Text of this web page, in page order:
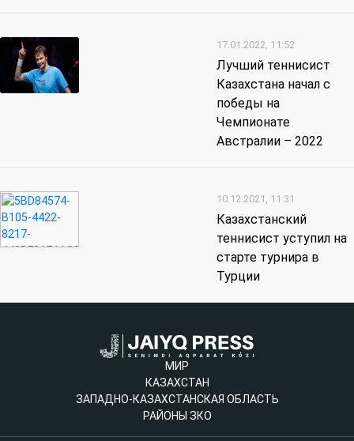
17.01.2022, 11:52
Лучший теннисист
Казахстана начал с
победы на
Чемпионате
Австралии – 2022
10.12.2021, 11:31
Казахстанский
теннисист уступил на
старте турнира в
Турции
МИР
КАЗАХСТАН
ЗАПАДНО-КАЗАХСТАНСКАЯ ОБЛАСТЬ
РАЙОНЫ ЗКО